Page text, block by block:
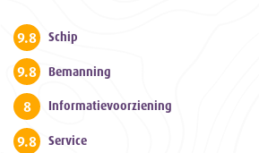
9.8 Schip
9.8 Bemanning
8 Informatievoorziening
9.8 Service